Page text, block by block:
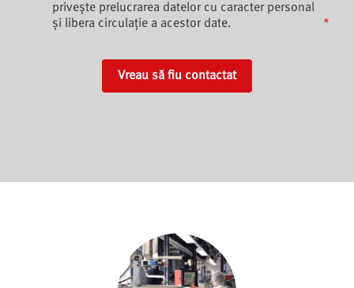
privește prelucrarea datelor cu caracter personal
și libera circulație a acestor date.
Vreau să fiu contactat